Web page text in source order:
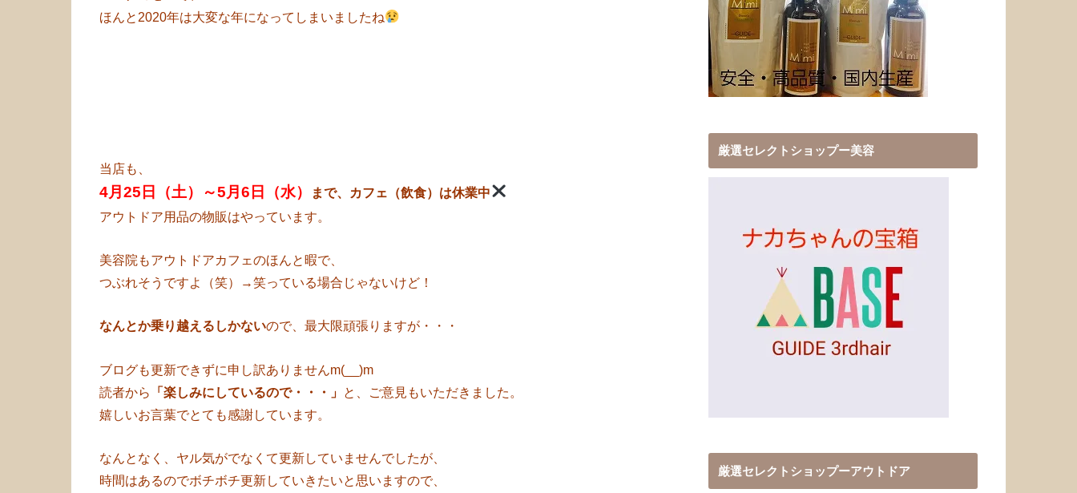
ほんと2020年は大変な年になってしまいましたね
当店も、
4月25日（土）～5月6日（水）
まで、カフェ（飲食）は休業中
アウトドア用品の物販はやっています。
美容院もアウトドアカフェのほんと暇で、
つぶれそうですよ（笑）→笑っている場合じゃないけど！
なんとか乗り越えるしかないので、最大限頑張りますが・・・
ブログも更新できずに申し訳ありませんm(__)m
読者から
「楽しみにしているので・・・」 と、ご意見もいただきました。
嬉しいお言葉でとても感謝しています。
なんとなく、ヤル気がでなくて更新していませんでしたが、
時間はあるのでボチボチ更新していきたいと思いますので、
厳選セレクトショップー美容
厳選セレクトショップーアウトドア